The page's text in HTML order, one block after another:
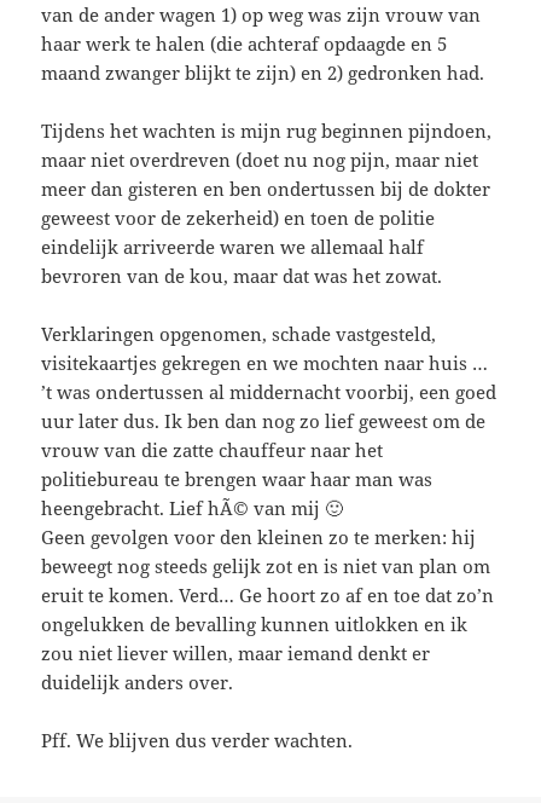
van de ander wagen 1) op weg was zijn vrouw van
haar werk te halen (die achteraf opdaagde en 5
maand zwanger blijkt te zijn) en 2) gedronken had.
Tijdens het wachten is mijn rug beginnen pijndoen,
maar niet overdreven (doet nu nog pijn, maar niet
meer dan gisteren en ben ondertussen bij de dokter
geweest voor de zekerheid) en toen de politie
eindelijk arriveerde waren we allemaal half
bevroren van de kou, maar dat was het zowat.
Verklaringen opgenomen, schade vastgesteld,
visitekaartjes gekregen en we mochten naar huis …
’t was ondertussen al middernacht voorbij, een goed
uur later dus. Ik ben dan nog zo lief geweest om de
vrouw van die zatte chauffeur naar het
politiebureau te brengen waar haar man was
heengebracht. Lief hÃ© van mij 🙂
Geen gevolgen voor den kleinen zo te merken: hij
beweegt nog steeds gelijk zot en is niet van plan om
eruit te komen. Verd… Ge hoort zo af en toe dat zo’n
ongelukken de bevalling kunnen uitlokken en ik
zou niet liever willen, maar iemand denkt er
duidelijk anders over.
Pff. We blijven dus verder wachten.